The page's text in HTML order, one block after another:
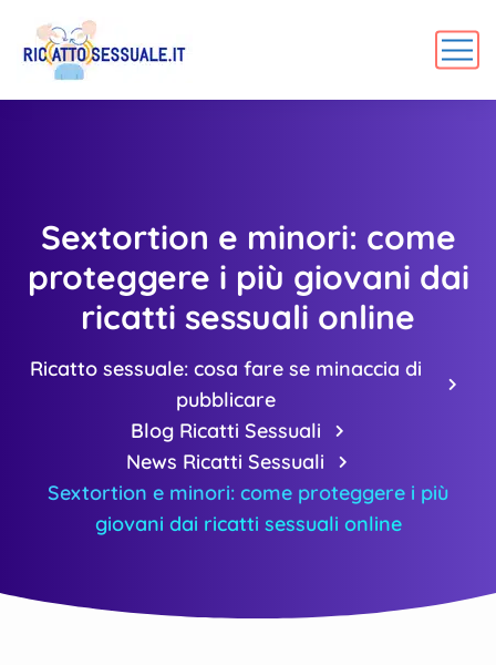
Sextortion e minori: come
proteggere i più giovani dai
ricatti sessuali online
Ricatto sessuale: cosa fare se minaccia di
pubblicare
Blog Ricatti Sessuali
News Ricatti Sessuali
Sextortion e minori: come proteggere i più
giovani dai ricatti sessuali online